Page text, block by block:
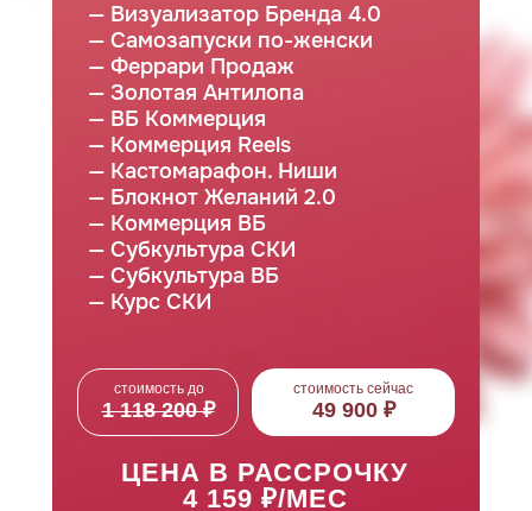
— Визуализатор Бренда 4.0
— Самозапуски по-женски
— Феррари Продаж
— Золотая Антилопа
— ВБ Коммерция
— Коммерция Reels
— Кастомарафон. Ниши
— Блокнот Желаний 2.0
— Коммерция ВБ
— Субкультура СКИ
— Субкультура ВБ
— Курс СКИ
стоимость сейчас
стоимость до
ЦЕНА В РАССРОЧКУ
4 159 ₽/МЕС
49 900 ₽
1 118 200 ₽